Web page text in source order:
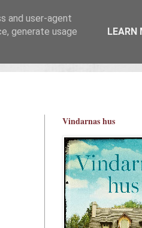
Vindarnas hus
and user-agent
generate usage
LEARN